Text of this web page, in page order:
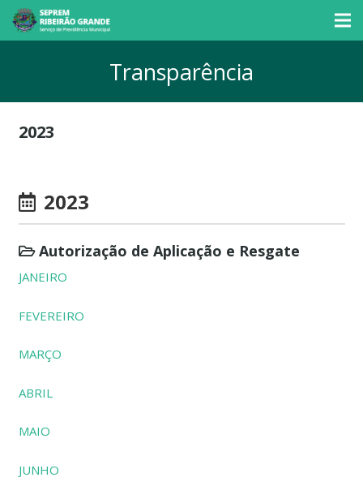
Transparência
2023
2023
Autorização de Aplicação e Resgate
JANEIRO
FEVEREIRO
MARÇO
ABRIL
MAIO
JUNHO